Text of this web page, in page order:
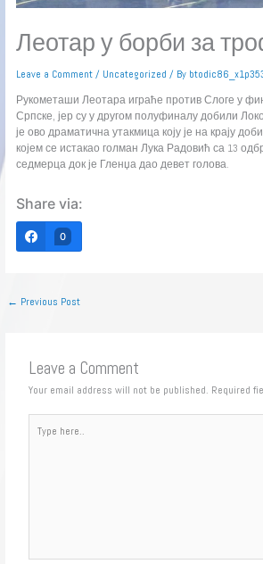
Леотар у борби за
Leave a Comment / Uncategorized / By
Рукометаши Леотара играће против Слоге у
Српске, јер су у другом полуфиналу добили
је ово драматична утакмица коју је на крају
којем се истакао голман Лука Радовић са 13
седмерца док је Гленџа дао девет голова.
Share via:
0
← Previous Post
Leave a Comment
Your email address will not be published. Required
here..